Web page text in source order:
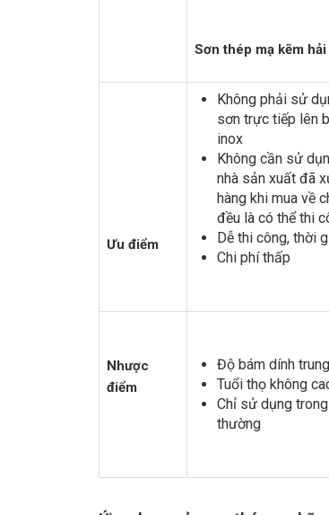
Sơn thép mạ kẽm
Ưu điểm
Không phải sử
sơn trực tiếp lên
inox
Không cần sử
nhà sản xuất đã
hàng khi mua về
đều là có thể thi
Dễ thi công, thời
Chi phí thấp
Nhược
điểm
Độ bám dính
Tuổi thọ không
Chỉ sử dụng
thường